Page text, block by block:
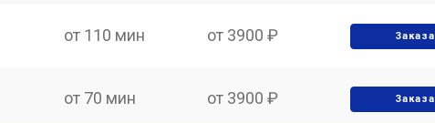
от 110 мин от 3900 ₽
от 70 мин от 3900 ₽